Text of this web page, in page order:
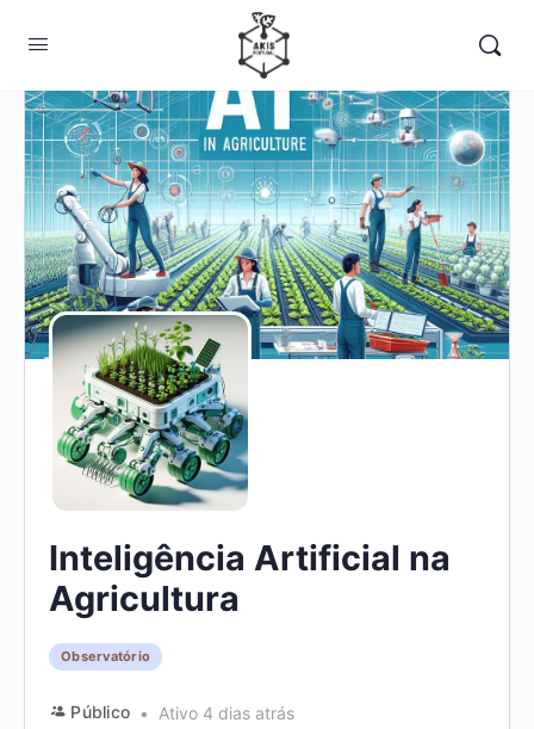
Inteligência Artificial na
Agricultura
Observatório
Público
Ativo 4 dias atrás